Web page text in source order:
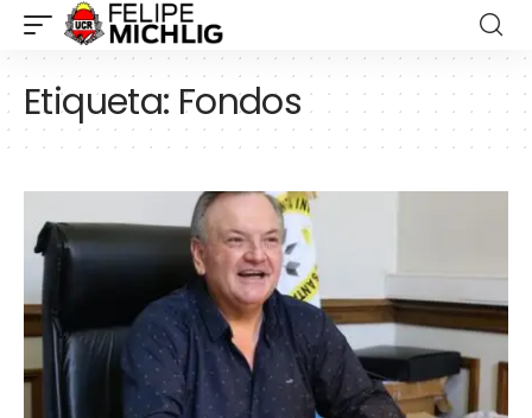
Etiqueta: Fondos